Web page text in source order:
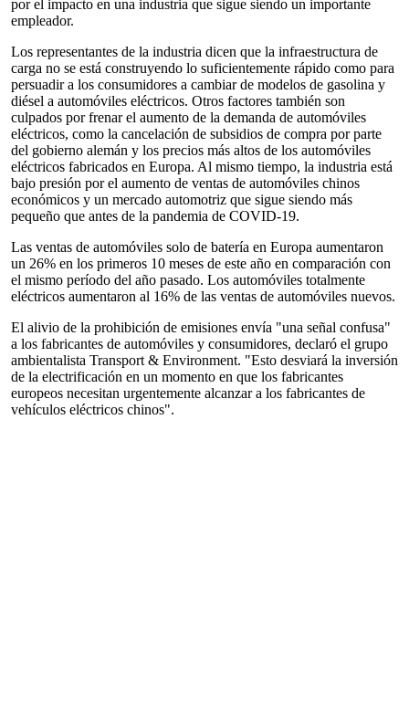
por el impacto en una industria que sigue siendo un importante
empleador.
Los representantes de la industria dicen que la infraestructura de
carga no se está construyendo lo suficientemente rápido como para
persuadir a los consumidores a cambiar de modelos de gasolina y
diésel a automóviles eléctricos. Otros factores también son
culpados por frenar el aumento de la demanda de automóviles
eléctricos, como la cancelación de subsidios de compra por parte
del gobierno alemán y los precios más altos de los automóviles
eléctricos fabricados en Europa. Al mismo tiempo, la industria está
bajo presión por el aumento de ventas de automóviles chinos
económicos y un mercado automotriz que sigue siendo más
pequeño que antes de la pandemia de COVID-19.
Las ventas de automóviles solo de batería en Europa aumentaron
un 26% en los primeros 10 meses de este año en comparación con
el mismo período del año pasado. Los automóviles totalmente
eléctricos aumentaron al 16% de las ventas de automóviles nuevos.
El alivio de la prohibición de emisiones envía "una señal confusa"
a los fabricantes de automóviles y consumidores, declaró el grupo
ambientalista Transport & Environment. "Esto desviará la inversión
de la electrificación en un momento en que los fabricantes
europeos necesitan urgentemente alcanzar a los fabricantes de
vehículos eléctricos chinos".